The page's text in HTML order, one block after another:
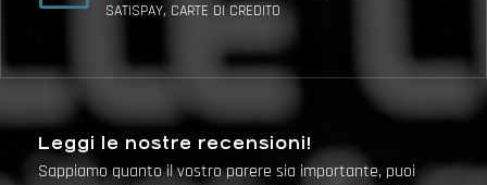
SATISPAY, CARTE DI CREDITO
Leggi le nostre recensioni!
Sappiamo quanto il vostro parere sia importante, puoi